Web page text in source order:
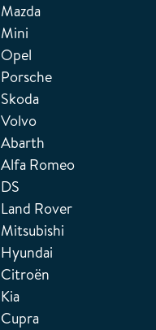
Mazda
Mini
Opel
Porsche
Skoda
Volvo
Abarth
Alfa Romeo
DS
Land Rover
Mitsubishi
Hyundai
Citroën
Kia
Cupra